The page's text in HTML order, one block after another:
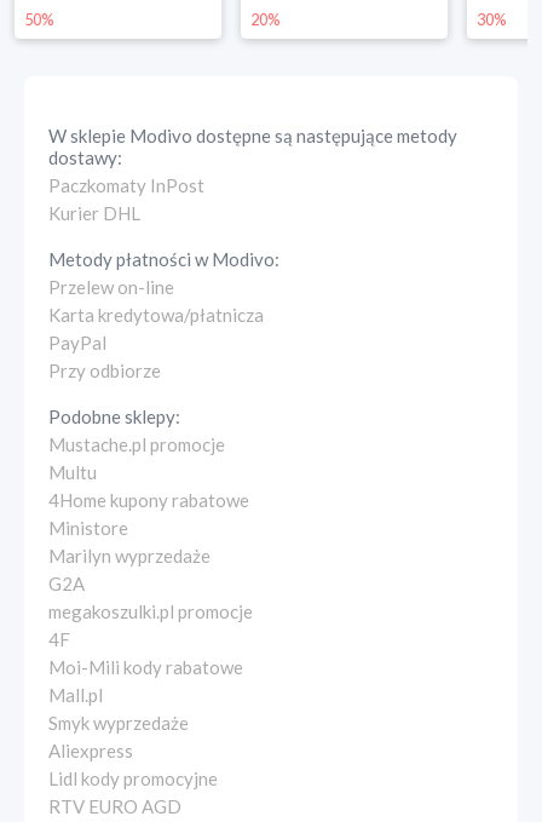
20% 30% 40%
W sklepie Modivo dostępne są następujące metody
dostawy:
Paczkomaty InPost
Kurier DHL
Metody płatności wModivo:
Przelew on-line
Karta kredytowa/płatnicza
PayPal
Przy odbiorze
Podobne sklepy:
Mustache.pl promocje
Multu
4Home kupony rabatowe
Ministore
Marilyn wyprzedaże
G2A
megakoszulki.pl promocje
4F
Moi-Mili kody rabatowe
Mall.pl
Smyk wyprzedaże
Aliexpress
Lidl kody promocyjne
RTV EURO AGD